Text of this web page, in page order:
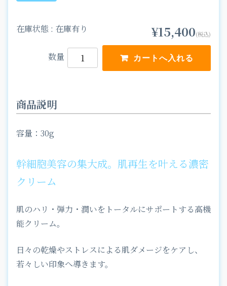
在庫状態 : 在庫有り ¥15,400(税込)
数量
商品説明
容量：30g
幹細胞美容の集大成。肌再生を叶える濃密
クリーム
肌のハリ・弾力・潤いをトータルにサポートする高機
能クリーム。
日々の乾燥やストレスによる肌ダメージをケアし、
若々しい印象へ導きます。